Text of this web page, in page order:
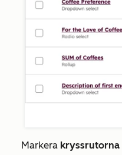
Markera kryssrutorna